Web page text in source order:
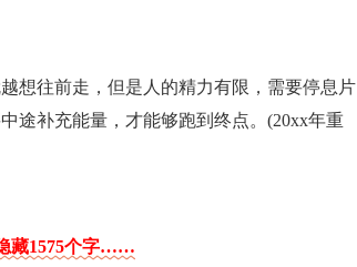
想往前走，但是人的精力有限，需要停息片
途补充能量，才能够跑到终点。(20xx年重
藏1575个字……